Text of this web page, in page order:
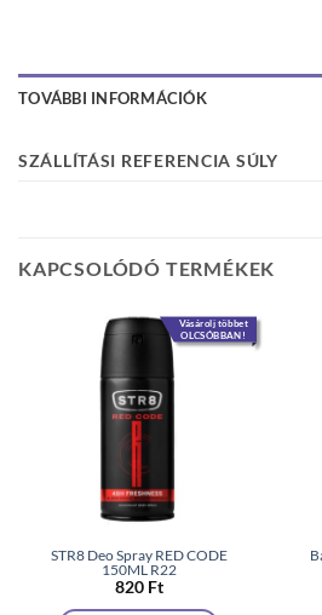
TOVÁBBI INFORMÁCIÓK
SZÁLLÍTÁSI REFERENCIA SÚLY
KAPCSOLÓDÓ TERMÉKEK
Vásárolj többet
OLCSÓBBAN!
STR8 Deo Spray RED CODE
150ML R22
820 Ft